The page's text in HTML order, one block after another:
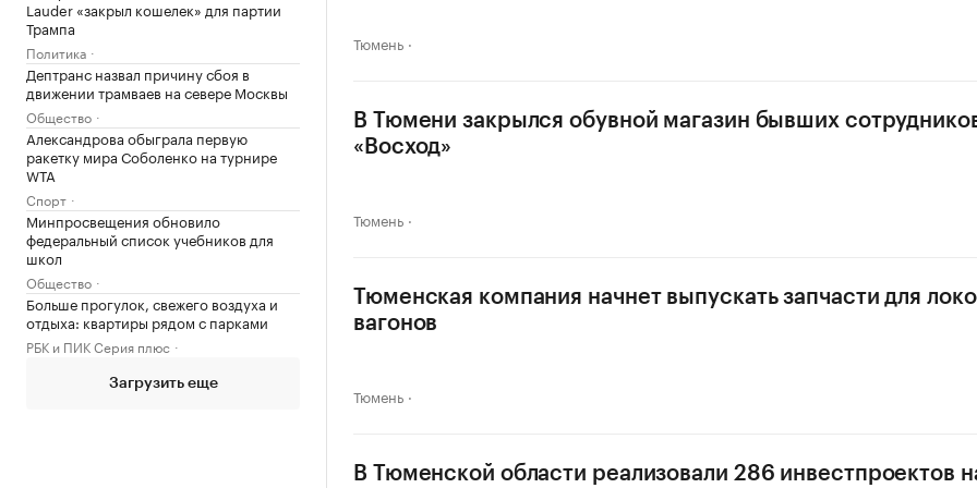
Lauder «закрыл кошелек» для партии
Трампа
Политика
Дептранс назвал причину сбоя в
движении трамваев на севере Москвы
Общество
Александрова обыграла первую
ракетку мира Соболенко на турнире
WTA
Спорт
Минпросвещения обновило
федеральный список учебников для
школ
Общество
Больше прогулок, свежего воздуха и
отдыха: квартиры рядом с парками
РБК и ПИК Серия плюс
Загрузить еще
Тюмень
В Тюмени закрылся обувной магазин бывших
«Восход»
Тюмень
Тюменская компания начнет выпускать запчасти для
вагонов
Тюмень
В Тюменской области реализовали 286 инвестпроектов